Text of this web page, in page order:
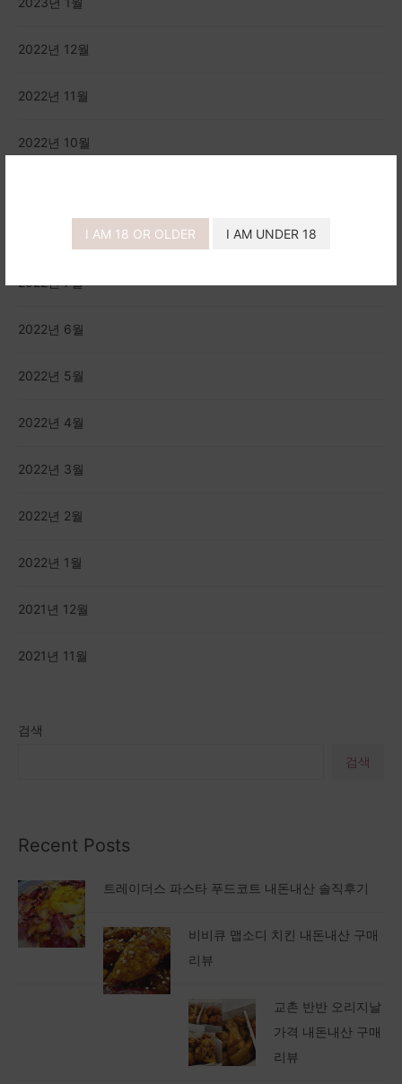
I AM 18 OR OLDER I AM UNDER 18
검색
검색
Recent Posts
트레이더스 파스타 푸드코트 내돈내산 솔직후기
비비큐 맵소디 치킨 내돈내산 구매
리뷰
교촌 반반 오리지날
가격 내돈내산 구매
리뷰
2022년 12월
2022년 11월
2022년 10월
2022년 7월
2022년 6월
2022년 5월
2022년 4월
2022년 3월
2022년 2월
2022년 1월
2021년 12월
2021년 11월